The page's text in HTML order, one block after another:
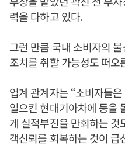
력을 다하고 있다.
그런 만큼 국내 소비자의
조치를 취할 가능성도 떠오
업계 관계자는 “소비자들
일으킨 현대기아차에 등을
게 실적부진을 만회하는
객신뢰를 회복하는 것이 급